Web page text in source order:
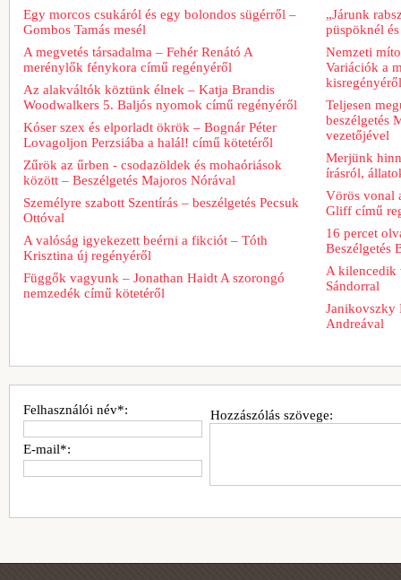
Egy morcos csukáról és egy bolondos sügérről –
Gombos Tamás mesél
A megvetés társadalma – Fehér Renátó A
merénylők fénykora című regényéről
Az alakváltók köztünk élnek – Katja Brandis
Woodwalkers 5. Baljós nyomok című regényéről
Kóser szex és elporladt ökrök – Bognár Péter
Lovagoljon Perzsiába a halál! című kötetéről
Zűrök az űrben - csodazöldek és mohaóriások
között – Beszélgetés Majoros Nórával
Személyre szabott Szentírás – beszélgetés Pecsuk
Ottóval
A valóság igyekezett beérni a fikciót – Tóth
Krisztina új regényéről
Függők vagyunk – Jonathan Haidt A szorongó
nemzedék című kötetéről
„Járunk
püspöknél
Nemzeti
Variációk a
kisregényéről
Teljesen
beszélgetés
vezetőjével
Merjünk
írásról,
Vörös vonal
Gliff című
16 percet
Beszélgetés
A kilencedik
Sándorral
Janikovszky
Andreával
Hozzászólás szövege:
Felhasználói név*:
E-mail*: